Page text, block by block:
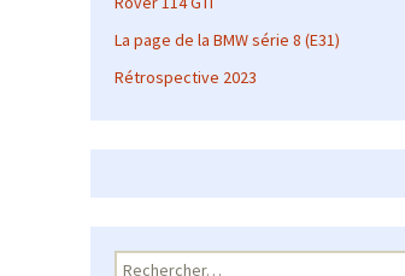
La page de la BMW série 8 (E31)
Rétrospective 2023
Rechercher :